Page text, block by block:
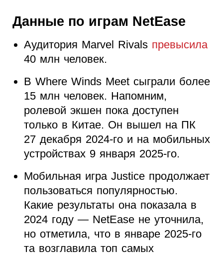
Данные по играм NetEase
Аудитория Marvel Rivalsпревысила
40 млн человек.
В Where Winds Meet сыграли более
15 млн человек. Напомним,
ролевой экшен пока доступен
только в Китае. Он вышел на ПК
27 декабря 2024-го и на мобильных
устройствах 9 января 2025-го.
Мобильная игра Justice продолжает
пользоваться популярностью.
Какие результаты она показала в
2024 году — NetEase не уточнила,
но отметила, что в январе 2025-го
та возглавила топ самых